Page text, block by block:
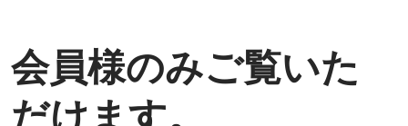
会員様のみご覧いた
だけます。